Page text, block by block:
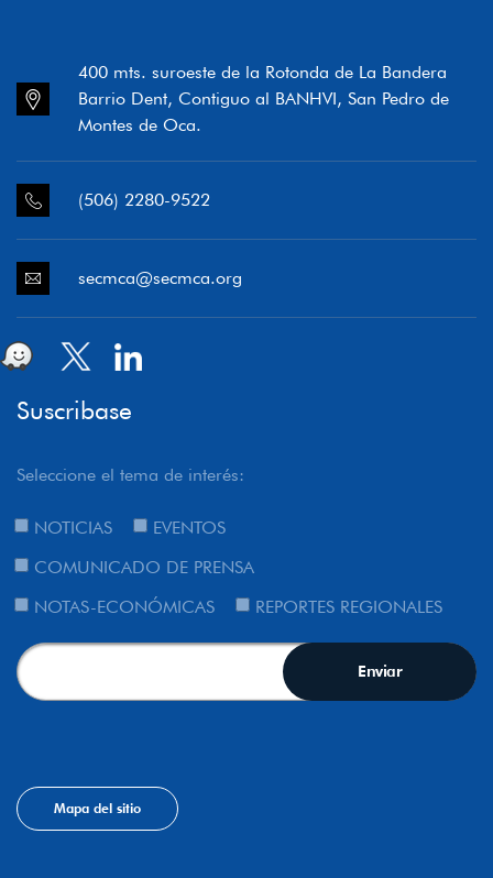
400 mts. suroeste de la Rotonda de La Bandera
Barrio Dent, Contiguo al BANHVI, San Pedro de
Montes de Oca.
(506) 2280-9522
secmca@secmca.org
Suscribase
Seleccione el tema de interés:
NOTICIAS
EVENTOS
COMUNICADO DE PRENSA
NOTAS-ECONÓMICAS
REPORTES REGIONALES
Mapa del sitio